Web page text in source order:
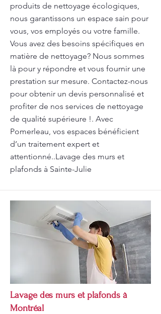
produits de nettoyage écologiques,
nous garantissons un espace sain pour
vous, vos employés ou votre famille.
Vous avez des besoins spécifiques en
matière de nettoyage? Nous sommes
là pour y répondre et vous fournir une
prestation sur mesure. Contactez-nous
pour obtenir un devis personnalisé et
profiter de nos services de nettoyage
de qualité supérieure !. Avec
Pomerleau, vos espaces bénéficient
d’un traitement expert et
attentionné..Lavage des murs et
plafonds à Sainte-Julie
Lavage des murs et plafonds à
Montréal